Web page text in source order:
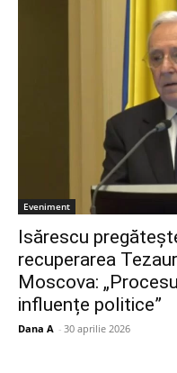
Eveniment
Isărescu
recuperarea
Moscova:
influențe politice”
Dana A - 30 aprilie 2026